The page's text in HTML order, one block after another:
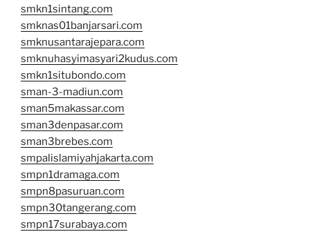
smkn1sintang.com
smknas01banjarsari.com
smknusantarajepara.com
smknuhasyimasyari2kudus.com
smkn1situbondo.com
sman-3-madiun.com
sman5makassar.com
sman3denpasar.com
sman3brebes.com
smpalislamiyahjakarta.com
smpn1dramaga.com
smpn8pasuruan.com
smpn30tangerang.com
smpn17surabaya.com